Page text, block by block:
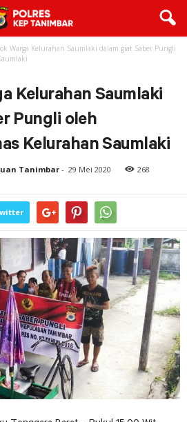
Warga Kelurahan Saumlaki dalam giat Saber Pungli
Kelurahan Saumlaki
Pungli oleh
Kelurahan Saumlaki
Tanimbar - 29 Mei 2020
268